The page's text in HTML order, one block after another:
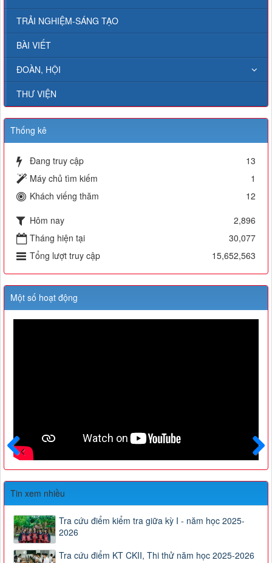
TRẢI NGHIỆM-SÁNG TẠO
BÀI VIẾT
ĐOÀN, HỘI
THƯ VIỆN
Thống kê
Đang truy cập
13
Máy chủ tìm kiếm
1
Khách viếng thăm
12
Hôm nay
2,896
Tháng hiện tại
30,077
Tổng lượt truy cập
15,652,563
Một số hoạt động
Sau
Trước
Tin xem nhiều
Tra cứu điểm kiểm tra giữa kỳ I - năm học 2025-
2026
Tra cứu điểm KT CKII, Thi thử năm học 2025-2026